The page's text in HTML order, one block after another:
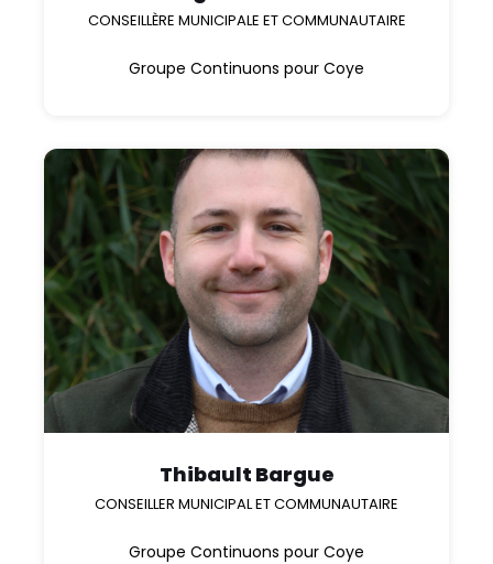
CONSEILLÈRE MUNICIPALE ET COMMUNAUTAIRE
Groupe Continuons pour Coye
Thibault Bargue
CONSEILLER MUNICIPAL ET COMMUNAUTAIRE
Groupe Continuons pour Coye